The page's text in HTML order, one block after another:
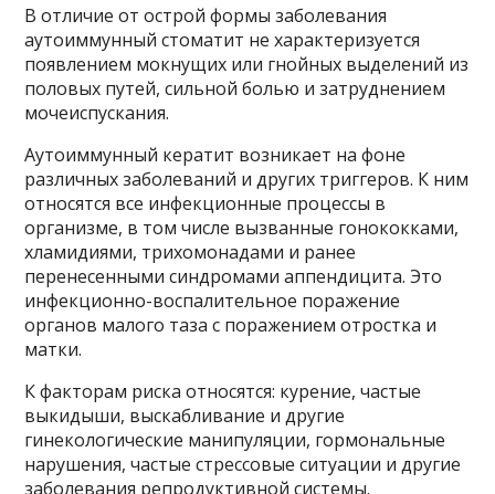
В отличие от острой формы заболевания
аутоиммунный стоматит не характеризуется
появлением мокнущих или гнойных выделений из
половых путей, сильной болью и затруднением
мочеиспускания.
Аутоиммунный кератит возникает на фоне
различных заболеваний и других триггеров. К ним
относятся все инфекционные процессы в
организме, в том числе вызванные гонококками,
хламидиями, трихомонадами и ранее
перенесенными синдромами аппендицита. Это
инфекционно-воспалительное поражение
органов малого таза с поражением отростка и
матки.
К факторам риска относятся: курение, частые
выкидыши, выскабливание и другие
гинекологические манипуляции, гормональные
нарушения, частые стрессовые ситуации и другие
заболевания репродуктивной системы.